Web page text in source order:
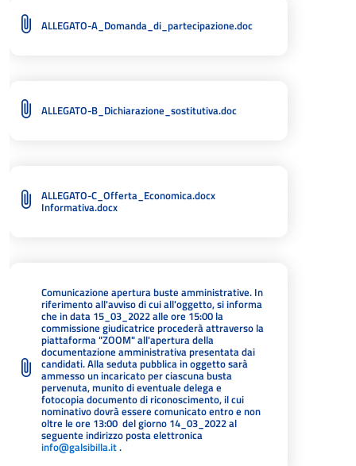
ALLEGATO-A_Domanda_di_partecipazione.doc
ALLEGATO-B_Dichiarazione_sostitutiva.doc
ALLEGATO-C_Offerta_Economica.docx
Informativa.docx
Comunicazione apertura buste amministrative. In
riferimento all'avviso di cui all'oggetto, si informa
che in data 15_03_2022 alle ore 15:00 la
commissione giudicatrice procederà attraverso la
piattaforma "ZOOM" all'apertura della
documentazione amministrativa presentata dai
candidati. Alla seduta pubblica in oggetto sarà
ammesso un incaricato per ciascuna busta
pervenuta, munito di eventuale delega e
fotocopia documento di riconoscimento, il cui
nominativo dovrà essere comunicato entro e non
oltre le ore 13:00 del giorno 14_03_2022 al
seguente indirizzo posta elettronica
info@galsibilla.it.